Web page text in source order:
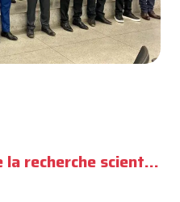
Le CEDA à la pointe de la recherche scientifique lors des 1ères Journées de Pneumologie de la RDC